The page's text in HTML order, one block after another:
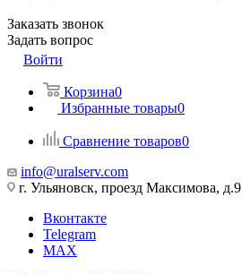
Заказать звонок
Задать вопрос
Войти
Корзина0
Избранные товары0
Сравнение товаров0
info@uralserv.com
г. Ульяновск, проезд Максимова, д.9
Вконтакте
Telegram
MAX